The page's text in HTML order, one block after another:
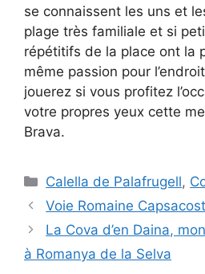
se connaissent les uns et
plage très familiale et si
répétitifs de la place ont la
même passion pour
jouerez si vous profitez
votre propres yeux cette
Brava.
Catégories
Calella de Palafrugell,
Voie Romaine
La Cova d’en Daina,
à Romanya de la Selva